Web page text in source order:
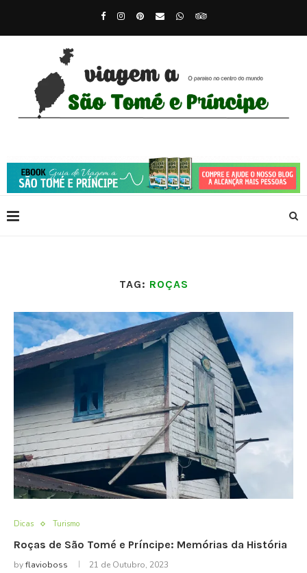
TAG: ROÇAS
Dicas Turismo
Roças de São Tomé e Príncipe: Memórias da História
byflavioboss 21 de Outubro, 2023